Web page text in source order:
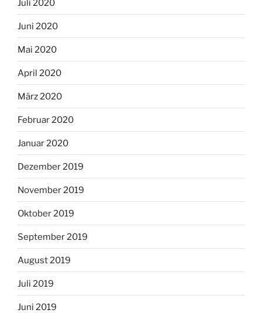
Juli 2020
Juni 2020
Mai 2020
April 2020
März 2020
Februar 2020
Januar 2020
Dezember 2019
November 2019
Oktober 2019
September 2019
August 2019
Juli 2019
Juni 2019